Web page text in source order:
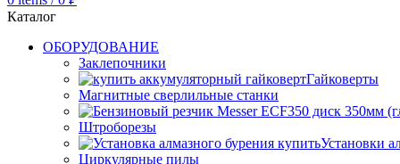
Каталог
ОБОРУДОВАНИЕ
Заклепочники
Гайковерты
Магнитные сверлильные станки
Штроборезы
Установки
Циркулярные пилы